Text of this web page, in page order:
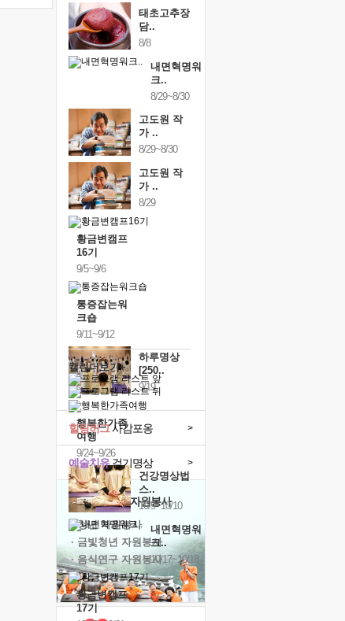
태초고추장
담..
8/8
내면혁명워
크..
8/29~8/30
고도원 작
가 ..
8/29~8/30
고도원 작
가 ..
8/29
황금변캠프
16기
9/5~9/6
통증잡는워
크숍
9/11~9/12
하루명상
[250..
9/19
행복한가족
여행
9/24~9/26
건강명상법
스..
10/9~10/10
내면혁명워
크..
10/17~10/18
황금변캠프
17기
캘린더보기+
예술치유걷기명상 >
힐링허그사감포옹 >
'옹달샘의 꽃'자원봉사
· 청년 자원봉사
· 금빛청년 자원봉사
· 음식연구 자원봉사